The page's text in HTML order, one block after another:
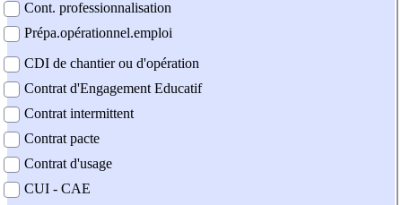
Cont. professionnalisation
Prépa.opérationnel.emploi
CDI de chantier ou d'opération
Contrat d'Engagement Educatif
Contrat intermittent
Contrat pacte
Contrat d'usage
CUI - CAE